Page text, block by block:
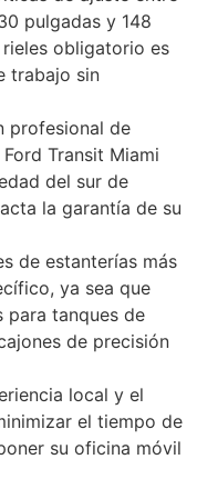
pulgadas y 148
obligatorio es
trabajo sin
profesional de
Transit Miami
del sur de
la garantía de su
de estanterías más
ya sea que
para tanques de
de precisión
local y el
el tiempo de
su oficina móvil